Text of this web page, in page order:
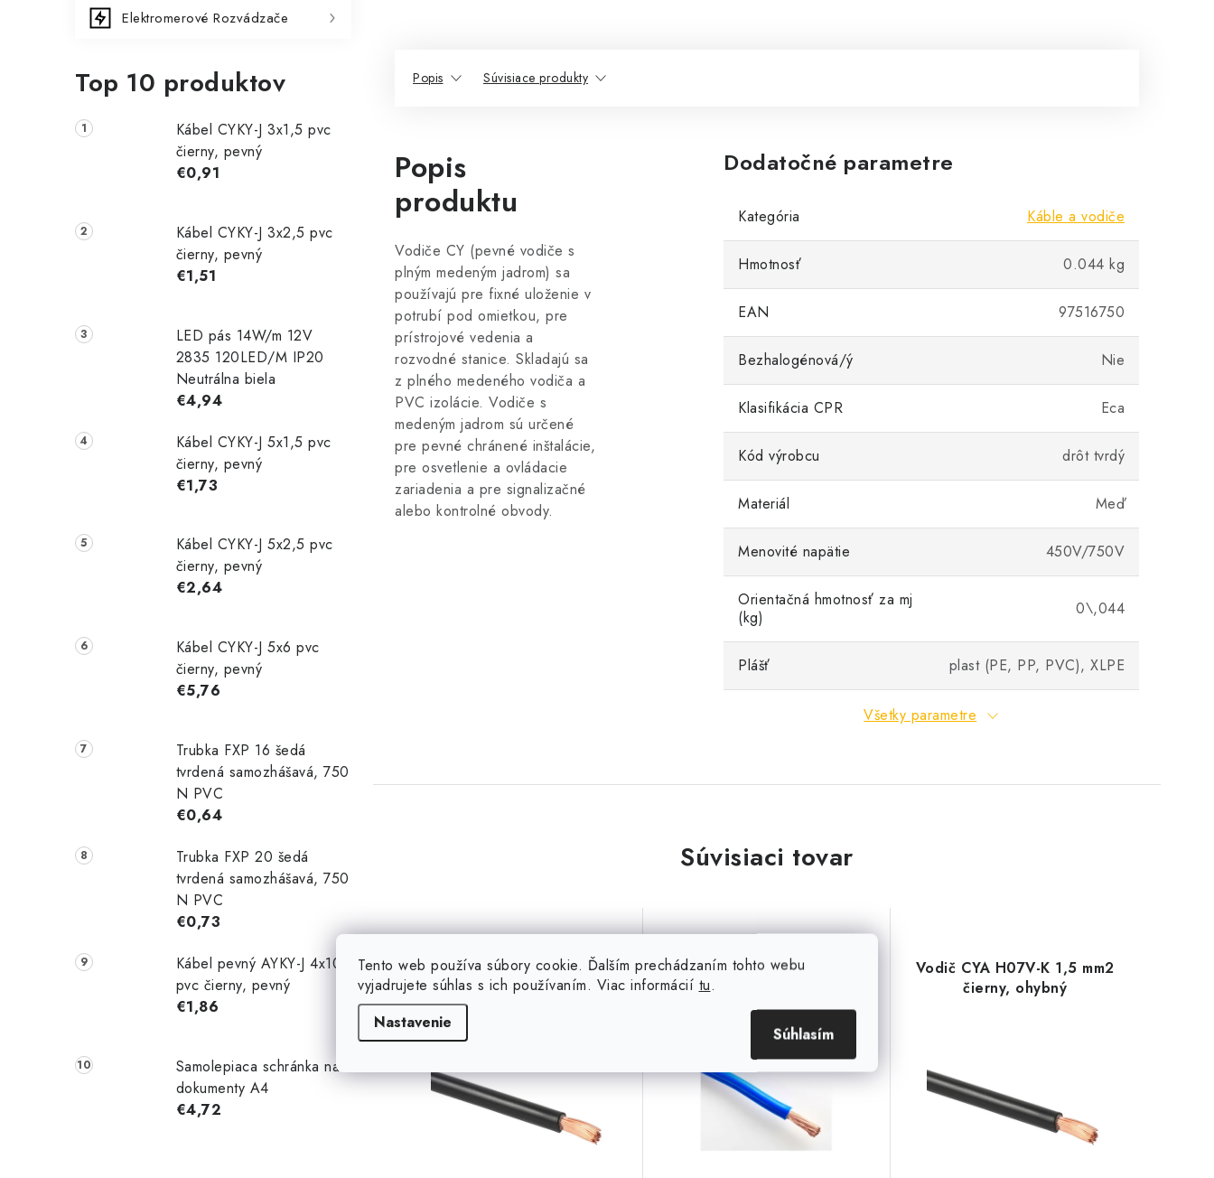
Tento web používa súbory cookie. Ďalším prechádzaním tohto webu
vyjadrujete súhlas s ich používaním. Viac informácií tu.
Nastavenie
Súhlasím
Elektromerové Rozvádzače
Top 10 produktov
Kábel CYKY-J 3x1,5 pvc
čierny, pevný
€0,91
Kábel CYKY-J 3x2,5 pvc
čierny, pevný
€1,51
LED pás 14W/m 12V
2835 120LED/M IP20
Neutrálna biela
€4,94
Kábel CYKY-J 5x1,5 pvc
čierny, pevný
€1,73
Kábel CYKY-J 5x2,5 pvc
čierny, pevný
€2,64
Kábel CYKY-J 5x6 pvc
čierny, pevný
€5,76
Trubka FXP 16 šedá
tvrdená samozhášavá, 750
N PVC
€0,64
Trubka FXP 20 šedá
tvrdená samozhášavá, 750
N PVC
€0,73
Kábel pevný AYKY-J 4x10
pvc čierny, pevný
€1,86
Samolepiaca schránka na
dokumenty A4
€4,72
Popis Súvisiace produkty
Popis
produktu
Vodiče CY (pevné vodiče s
plným medeným jadrom) sa
používajú pre fixné uloženie v
potrubí pod omietkou, pre
prístrojové vedenia a
rozvodné stanice. Skladajú sa
z plného medeného vodiča a
PVC izolácie. Vodiče s
medeným jadrom sú určené
pre pevné chránené inštalácie,
pre osvetlenie a ovládacie
zariadenia a pre signalizačné
alebo kontrolné obvody.
Dodatočné parametre
Kategória Káble a vodiče
Hmotnosť 0.044 kg
EAN 97516750
Bezhalogénová/ý Nie
Klasifikácia CPR Eca
Kód výrobcu drôt tvrdý
Materiál Meď
Menovité napätie 450V/750V
Orientačná hmotnosť za mj
(kg)
0\,044
Plášť plast (PE, PP, PVC), XLPE
Všetky parametre
Súvisiaci tovar
Vodič CYA H07V-K 6 mm2
čierny, ohybný
Vodič CYA H07V-K 4 mm2
Vodič CYA H07V-K 1,5 mm2
čierny, ohybný